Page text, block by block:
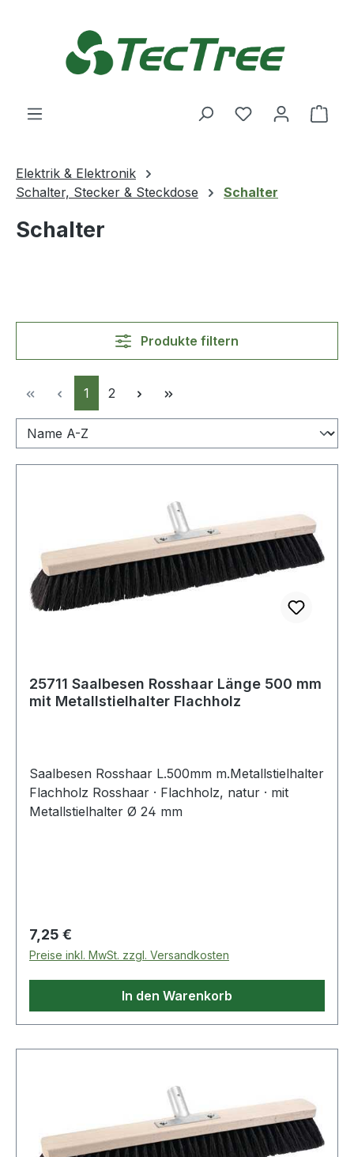
Du hast 0
Elektrik & Elektronik
Schalter, Stecker & Steckdose
Schalter
Schalter
Produkte filtern
Seite
1 Seite
2
25711 Saalbesen Rosshaar Länge 500 mm
mit Metallstielhalter Flachholz
Saalbesen Rosshaar L.500mm m.Metallstielhalter
Flachholz Rosshaar · Flachholz, natur · mit
Metallstielhalter Ø 24 mm
Regulärer Preis:
7,25 €
Preise inkl. MwSt. zzgl. Versandkosten
In den Warenkorb